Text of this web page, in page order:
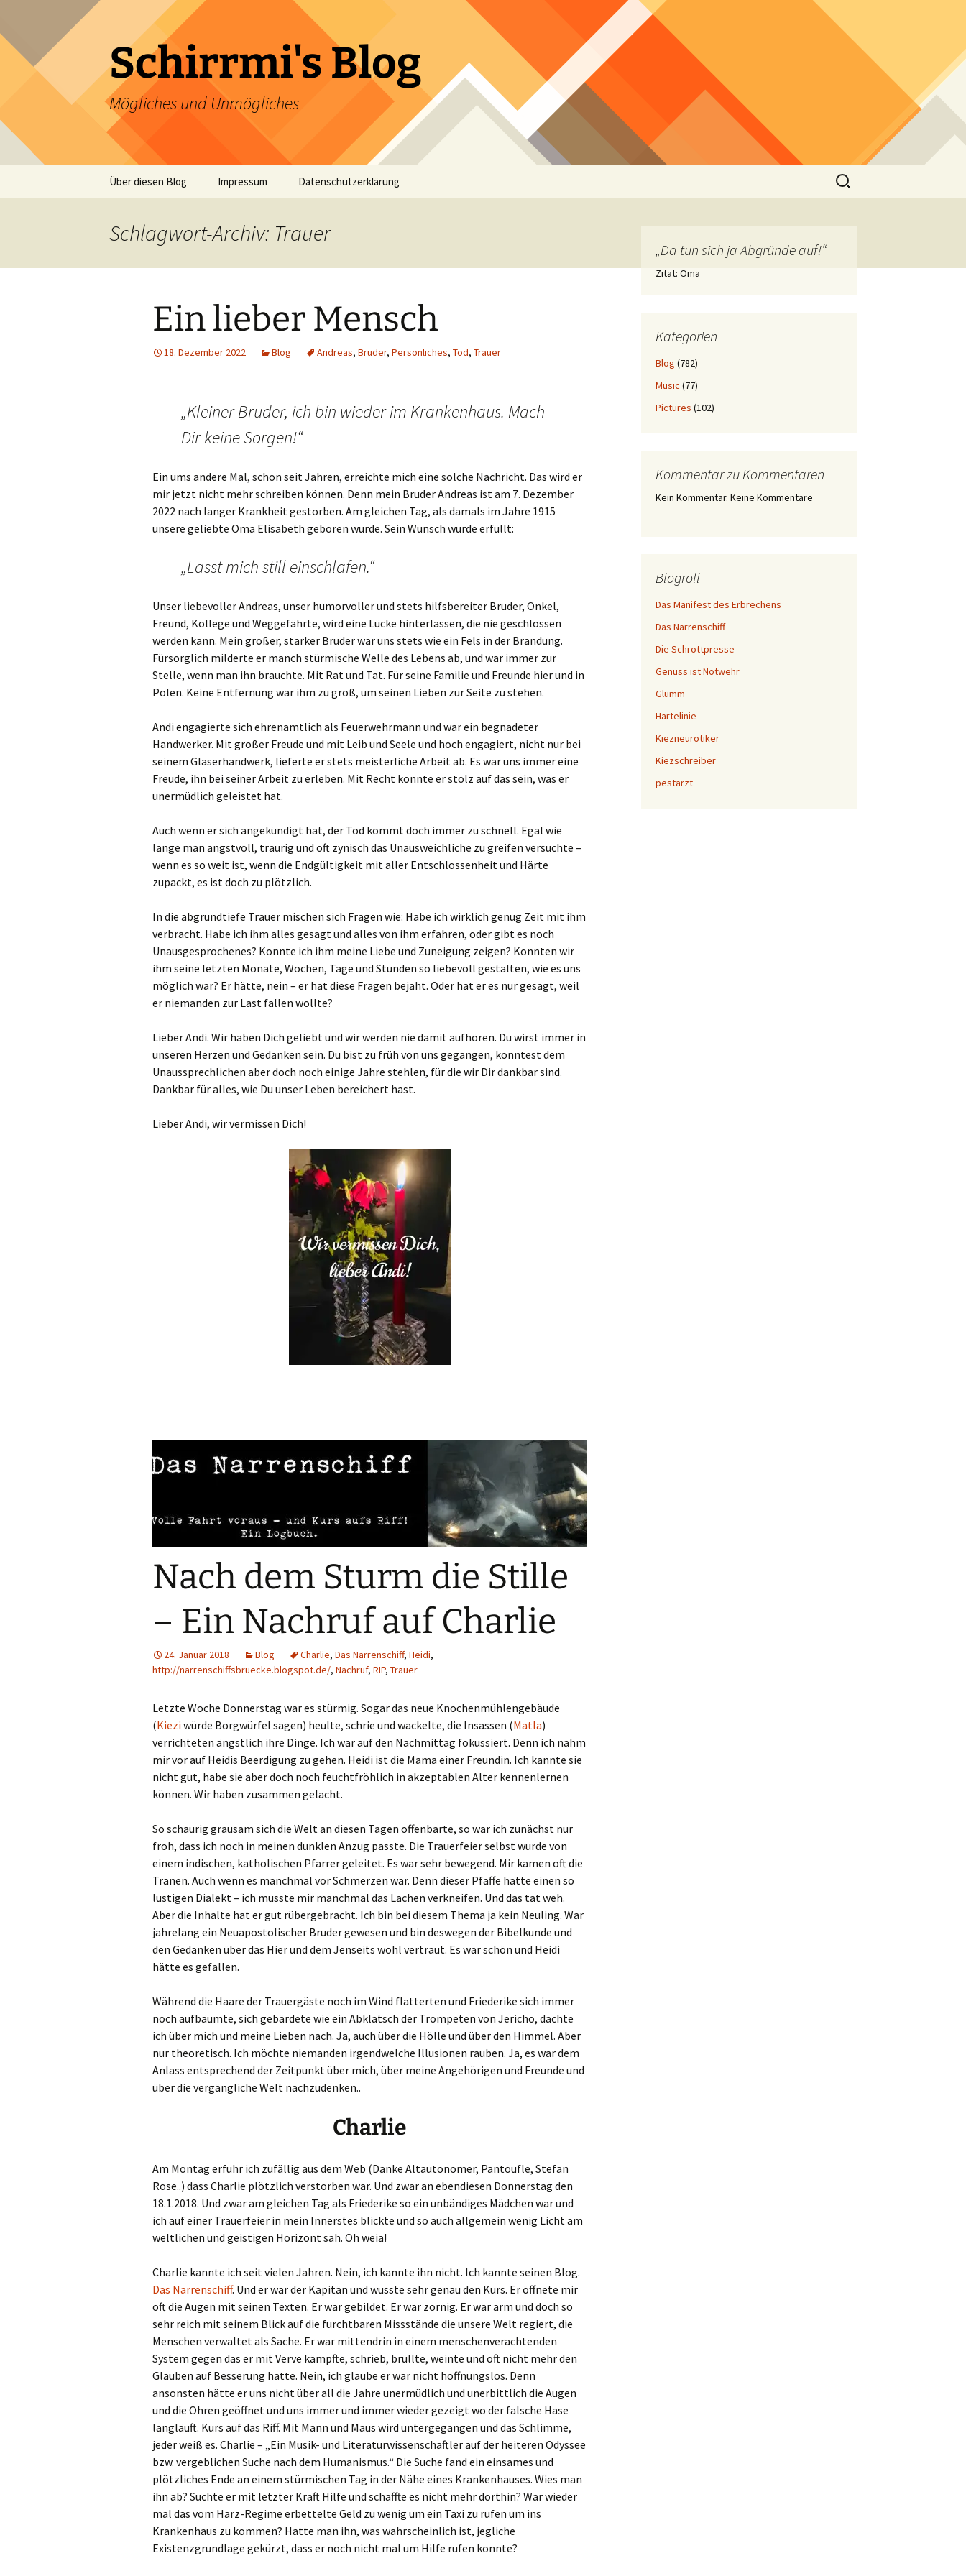
springen
Schirrmi's Blog
Mögliches und Unmögliches
Über diesen Blog Impressum Datenschutzerklärung
Suchen
nach:
Schlagwort-Archiv: Trauer
Ein lieber Mensch
18. Dezember 2022 Blog Andreas, Bruder, Persönliches, Tod, Trauer
„Kleiner Bruder, ich bin wieder im Krankenhaus. Mach
Dir keine Sorgen!“
Ein ums andere Mal, schon seit Jahren, erreichte mich eine solche Nachricht. Das wird er
mir jetzt nicht mehr schreiben können. Denn mein Bruder Andreas ist am 7. Dezember
2022 nach langer Krankheit gestorben. Am gleichen Tag, als damals im Jahre 1915
unsere geliebte Oma Elisabeth geboren wurde. Sein Wunsch wurde erfüllt:
„Lasst mich still einschlafen.“
Unser liebevoller Andreas, unser humorvoller und stets hilfsbereiter Bruder, Onkel,
Freund, Kollege und Weggefährte, wird eine Lücke hinterlassen, die nie geschlossen
werden kann. Mein großer, starker Bruder war uns stets wie ein Fels in der Brandung.
Fürsorglich milderte er manch stürmische Welle des Lebens ab, und war immer zur
Stelle, wenn man ihn brauchte. Mit Rat und Tat. Für seine Familie und Freunde hier und in
Polen. Keine Entfernung war ihm zu groß, um seinen Lieben zur Seite zu stehen.
Andi engagierte sich ehrenamtlich als Feuerwehrmann und war ein begnadeter
Handwerker. Mit großer Freude und mit Leib und Seele und hoch engagiert, nicht nur bei
seinem Glaserhandwerk, lieferte er stets meisterliche Arbeit ab. Es war uns immer eine
Freude, ihn bei seiner Arbeit zu erleben. Mit Recht konnte er stolz auf das sein, was er
unermüdlich geleistet hat.
Auch wenn er sich angekündigt hat, der Tod kommt doch immer zu schnell. Egal wie
lange man angstvoll, traurig und oft zynisch das Unausweichliche zu greifen versuchte –
wenn es so weit ist, wenn die Endgültigkeit mit aller Entschlossenheit und Härte
zupackt, es ist doch zu plötzlich.
In die abgrundtiefe Trauer mischen sich Fragen wie: Habe ich wirklich genug Zeit mit ihm
verbracht. Habe ich ihm alles gesagt und alles von ihm erfahren, oder gibt es noch
Unausgesprochenes? Konnte ich ihm meine Liebe und Zuneigung zeigen? Konnten wir
ihm seine letzten Monate, Wochen, Tage und Stunden so liebevoll gestalten, wie es uns
möglich war? Er hätte, nein – er hat diese Fragen bejaht. Oder hat er es nur gesagt, weil
er niemanden zur Last fallen wollte?
Lieber Andi. Wir haben Dich geliebt und wir werden nie damit aufhören. Du wirst immer in
unseren Herzen und Gedanken sein. Du bist zu früh von uns gegangen, konntest dem
Unaussprechlichen aber doch noch einige Jahre stehlen, für die wir Dir dankbar sind.
Dankbar für alles, wie Du unser Leben bereichert hast.
Lieber Andi, wir vermissen Dich!
Nach dem Sturm die Stille
– Ein Nachruf auf Charlie
24. Januar 2018 Blog Charlie, Das Narrenschiff, Heidi,
http://narrenschiffsbruecke.blogspot.de/, Nachruf, RIP, Trauer
Letzte Woche Donnerstag war es stürmig. Sogar das neue Knochenmühlengebäude
(Kieziwürde Borgwürfel sagen) heulte, schrie und wackelte, die Insassen (Matla)
verrichteten ängstlich ihre Dinge. Ich war auf den Nachmittag fokussiert. Denn ich nahm
mir vor auf Heidis Beerdigung zu gehen. Heidi ist die Mama einer Freundin. Ich kannte sie
nicht gut, habe sie aber doch noch feuchtfröhlich in akzeptablen Alter kennenlernen
können. Wir haben zusammen gelacht.
So schaurig grausam sich die Welt an diesen Tagen offenbarte, so war ich zunächst nur
froh, dass ich noch in meinen dunklen Anzug passte. Die Trauerfeier selbst wurde von
einem indischen, katholischen Pfarrer geleitet. Es war sehr bewegend. Mir kamen oft die
Tränen. Auch wenn es manchmal vor Schmerzen war. Denn dieser Pfaffe hatte einen so
lustigen Dialekt – ich musste mir manchmal das Lachen verkneifen. Und das tat weh.
Aber die Inhalte hat er gut rübergebracht. Ich bin bei diesem Thema ja kein Neuling. War
jahrelang ein Neuapostolischer Bruder gewesen und bin deswegen der Bibelkunde und
den Gedanken über das Hier und dem Jenseits wohl vertraut. Es war schön und Heidi
hätte es gefallen.
Während die Haare der Trauergäste noch im Wind flatterten und Friederike sich immer
noch aufbäumte, sich gebärdete wie ein Abklatsch der Trompeten von Jericho, dachte
ich über mich und meine Lieben nach. Ja, auch über die Hölle und über den Himmel. Aber
nur theoretisch. Ich möchte niemanden irgendwelche Illusionen rauben. Ja, es war dem
Anlass entsprechend der Zeitpunkt über mich, über meine Angehörigen und Freunde und
über die vergängliche Welt nachzudenken..
Charlie
Am Montag erfuhr ich zufällig aus dem Web (Danke Altautonomer, Pantoufle, Stefan
Rose..) dass Charlie plötzlich verstorben war. Und zwar an ebendiesen Donnerstag den
18.1.2018. Und zwar am gleichen Tag als Friederike so ein unbändiges Mädchen war und
ich auf einer Trauerfeier in mein Innerstes blickte und so auch allgemein wenig Licht am
weltlichen und geistigen Horizont sah. Oh weia!
Charlie kannte ich seit vielen Jahren. Nein, ich kannte ihn nicht. Ich kannte seinen Blog.
Das Narrenschiff. Und er war der Kapitän und wusste sehr genau den Kurs. Er öffnete mir
oft die Augen mit seinen Texten. Er war gebildet. Er war zornig. Er war arm und doch so
sehr reich mit seinem Blick auf die furchtbaren Missstände die unsere Welt regiert, die
Menschen verwaltet als Sache. Er war mittendrin in einem menschenverachtenden
System gegen das er mit Verve kämpfte, schrieb, brüllte, weinte und oft nicht mehr den
Glauben auf Besserung hatte. Nein, ich glaube er war nicht hoffnungslos. Denn
ansonsten hätte er uns nicht über all die Jahre unermüdlich und unerbittlich die Augen
und die Ohren geöffnet und uns immer und immer wieder gezeigt wo der falsche Hase
langläuft. Kurs auf das Riff. Mit Mann und Maus wird untergegangen und das Schlimme,
jeder weiß es. Charlie – „Ein Musik- und Literaturwissenschaftler auf der heiteren Odyssee
bzw. vergeblichen Suche nach dem Humanismus.“ Die Suche fand ein einsames und
plötzliches Ende an einem stürmischen Tag in der Nähe eines Krankenhauses. Wies man
ihn ab? Suchte er mit letzter Kraft Hilfe und schaffte es nicht mehr dorthin? War wieder
mal das vom Harz-Regime erbettelte Geld zu wenig um ein Taxi zu rufen um ins
Krankenhaus zu kommen? Hatte man ihn, was wahrscheinlich ist, jegliche
Existenzgrundlage gekürzt, dass er noch nicht mal um Hilfe rufen konnte?
„Da tun sich ja Abgründe auf!“
Zitat: Oma
Kategorien
Blog (782)
Music (77)
Pictures (102)
Kommentar zu Kommentaren
Kein Kommentar. Keine Kommentare
Blogroll
Das Manifest des Erbrechens
Das Narrenschiff
Die Schrottpresse
Genuss ist Notwehr
Glumm
Hartelinie
Kiezneurotiker
Kiezschreiber
pestarzt